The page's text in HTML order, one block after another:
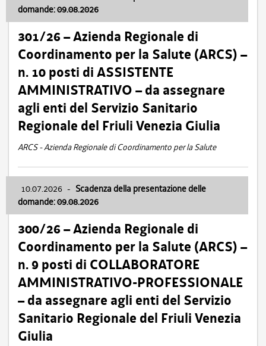
domande: 09.08.2026
301/26 – Azienda Regionale di
Coordinamento per la Salute (ARCS) –
n. 10 posti di ASSISTENTE
AMMINISTRATIVO – da assegnare
agli enti del Servizio Sanitario
Regionale del Friuli Venezia Giulia
ARCS - Azienda Regionale di Coordinamento per la Salute
10.07.2026 - Scadenza della presentazione delle
domande: 09.08.2026
300/26 – Azienda Regionale di
Coordinamento per la Salute (ARCS) –
n. 9 posti di COLLABORATORE
AMMINISTRATIVO-PROFESSIONALE
– da assegnare agli enti del Servizio
Sanitario Regionale del Friuli Venezia
Giulia